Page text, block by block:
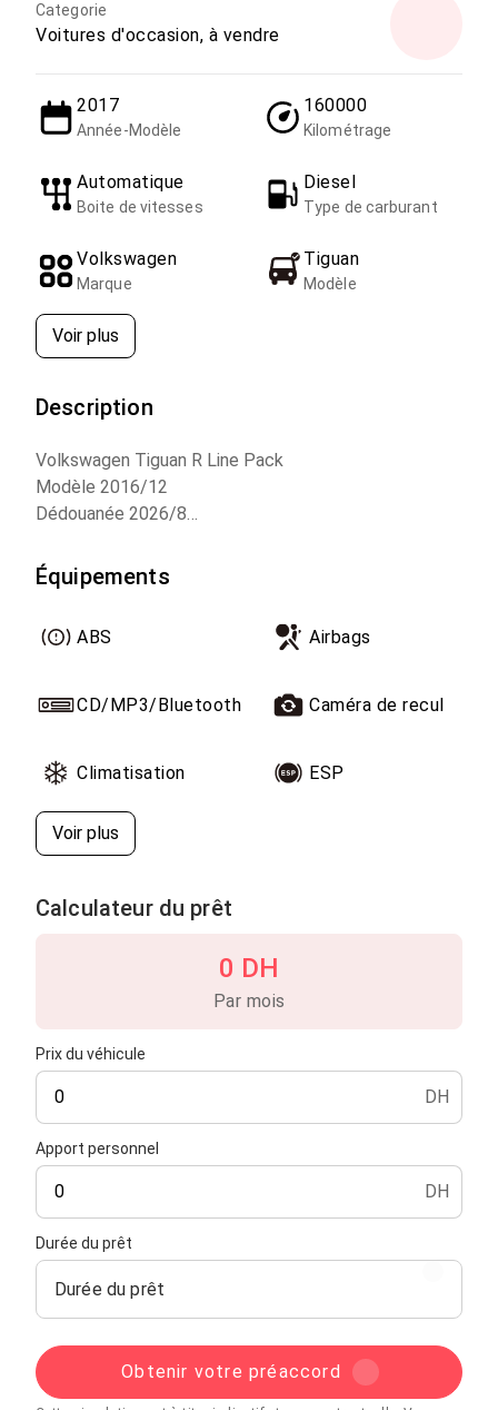
Categorie
Voitures d'occasion, à vendre
2017
Année-Modèle
160000
Kilométrage
Automatique
Boite de vitesses
Diesel
Type de carburant
Volkswagen
Marque
Tiguan
Modèle
Voir plus
Description
Volkswagen Tiguan R Line Pack
Modèle 2016/12
Dédouanée 2026/8
Équipements
ABS Airbags
CD/MP3/Bluetooth Caméra de recul
Climatisation ESP
Voir plus
Calculateur du prêt
Prix du véhicule
DH
Apport personnel
DH
Durée du prêt
Durée du prêt
0 DH
Par mois
Obtenir votre préaccord